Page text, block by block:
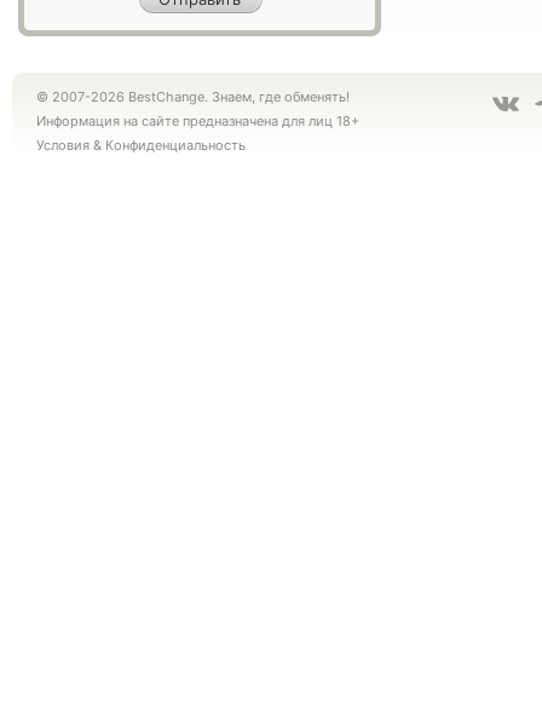
© 2007-2026 BestChange. Знаем, где обменять!
Информация на сайте предназначена для лиц 18+
Условия & Конфиденциальность